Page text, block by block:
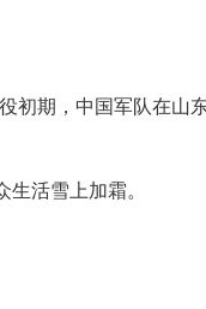
初期，中国军队在山
活雪上加霜。